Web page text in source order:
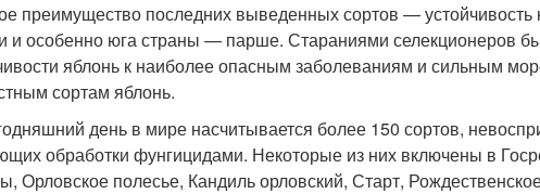
преимущество последних выведенных сортов — устойчивость
и особенно юга страны — парше. Стараниями селекционеров
яблонь к наиболее опасным заболеваниям и сильным
сортам яблонь.
день в мире насчитывается более 150 сортов,
обработки фунгицидами. Некоторые из них включены в
Орловское полесье, Кандиль орловский, Старт,